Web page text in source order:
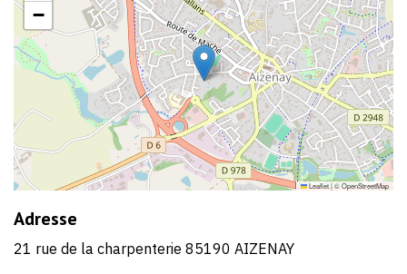
−
Leaflet|©OpenStreetMap
Adresse
21 rue de la charpenterie 85190 AIZENAY